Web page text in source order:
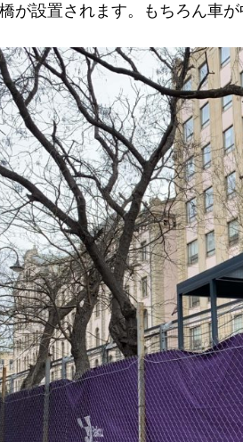
橋が設置されます。もちろん車